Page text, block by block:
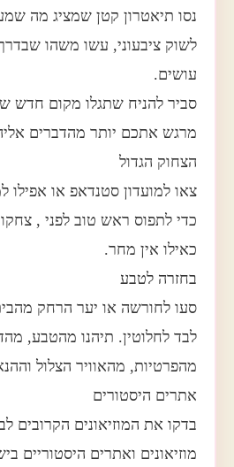
נסו תיאטרון קטן שמציג מה
לשוק ציבעוני, עשו משהו
עושים.
סביר להניח שתגלו מקום חדש
מרגש אתכם יותר מהדברים
הצחוק הגדול
צאו למועדון סטנדאפ או אפילו
כדי לתפוס ראש טוב לפני ,
כאילו אין מחר.
בחזרה לטבע
סעו לחורשה או יער הרחק
לבד לחלוטין. תיהנו מהטבע,
מהפרטיות, מהאוויר הצלול
אתרים היסטורים
בדקו את המוזיאונים הקרובים
מוזיאונים ואתרים היסטוריים